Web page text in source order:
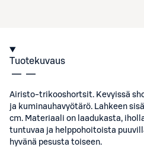
Tuotekuvaus
Airisto-trikooshortsit. Kevyissä
ja kuminauhavyötärö. Lahkeen
cm. Materiaali on laadukasta,
tuntuvaa ja helppohoitoista
hyvänä pesusta toiseen.